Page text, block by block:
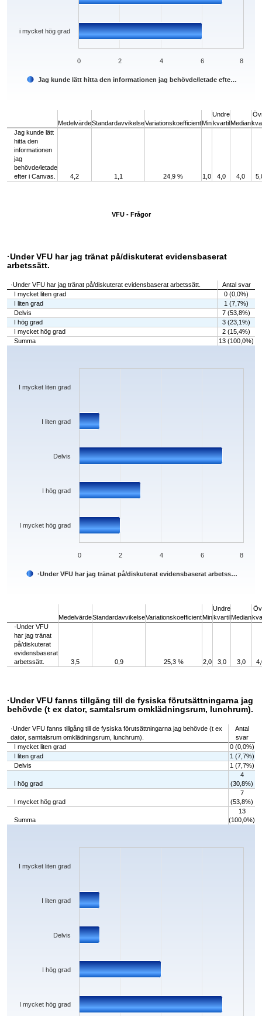
Jag kunde lätt hitta den informationen jag behövde/letade efte…
i mycket hög grad
0 2 4 6 8
MedelvärdeStandardavvikelseVariationskoefficientMin
Undre
kvartilMedian
Jag kunde lätt
hitta den
informationen
jag
behövde/letade
efter i Canvas.
4,2 1,1 24,9 % 1,0 4,0 4,0
VFU - Frågor
·Under VFU har jag tränat på/diskuterat evidensbaserat
arbetssätt.
·Under VFU har jag tränat på/diskuterat evidensbaserat arbetssätt.
Antal svar
I mycket liten grad
0 (0,0%)
I liten grad
1 (7,7%)
Delvis
7 (53,8%)
I hög grad
3 (23,1%)
I mycket hög grad
2 (15,4%)
Summa
13 (100,0%)
Chart
The chart has 1 X axis displaying categories.
·Under VFU har jag tränat på/diskuterat evidensbaserat arbetss…
I mycket hög grad
I hög grad
Delvis
I liten grad
I mycket liten grad
0 2 4 6 8
MedelvärdeStandardavvikelseVariationskoefficientMin
Undre
kvartilMedian
·Under VFU
har jag tränat
på/diskuterat
evidensbaserat
arbetssätt.
3,5 0,9 25,3 % 2,0 3,0 3,0
·Under VFU fanns tillgång till de fysiska förutsättningarna jag
behövde (t ex dator, samtalsrum omklädningsrum, lunchrum).
·Under VFU fanns tillgång till de fysiska förutsättningarna jag behövde (t ex
dator, samtalsrum omklädningsrum, lunchrum).
Antal
svar
I mycket liten grad
0 (0,0%)
I liten grad
1 (7,7%)
Delvis
1 (7,7%)
I hög grad
4
(30,8%)
I mycket hög grad
7
(53,8%)
Summa
13
(100,0%)
Chart
The chart has 1 X axis displaying categories.
I mycket hög grad
I hög grad
Delvis
I liten grad
I mycket liten grad